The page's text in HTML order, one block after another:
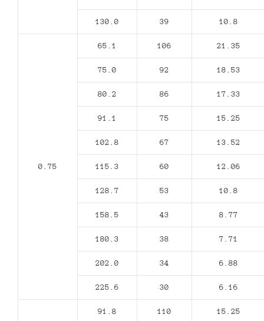
130.0 39 10.8
0.75
65.1 106 21.35
75.0 92 18.53
80.2 86 17.33
91.1 75 15.25
102.8 67 13.52
115.3 60 12.06
128.7 53 10.8
158.5 43 8.77
180.3 38 7.71
202.0 34 6.88
225.6 30 6.16
91.8 110 15.25